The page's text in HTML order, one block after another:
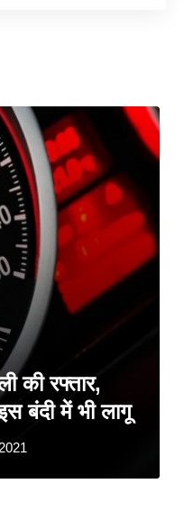
की रफ्तार,
बंदी में भी लागू